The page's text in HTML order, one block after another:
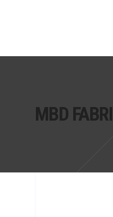
MBD